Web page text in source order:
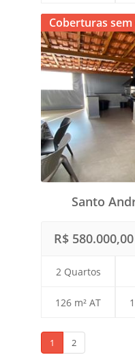
Coberturas
Santo
R$ 580.000,00
2 Quartos
126 m² AT
1 2